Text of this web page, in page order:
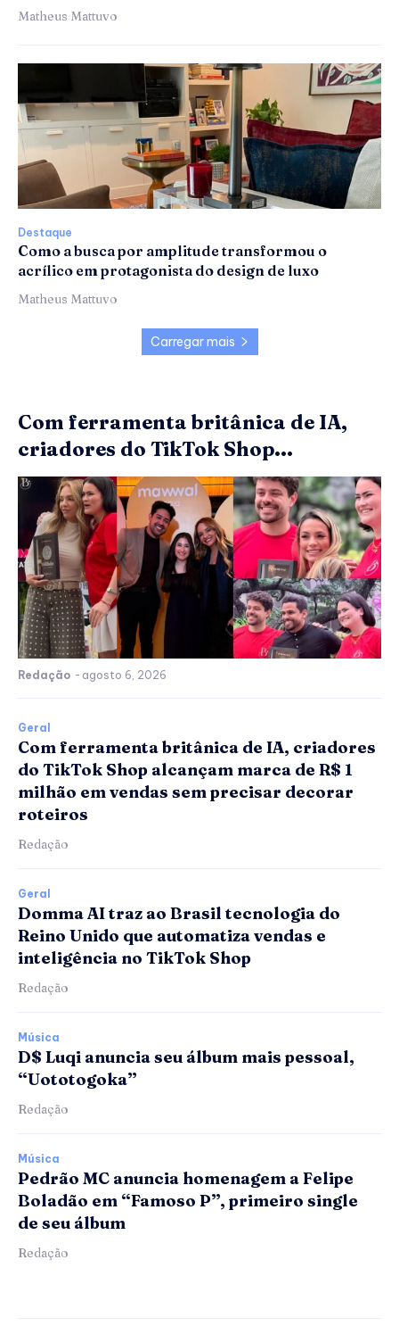
Matheus Mattuvo
Destaque
Como a busca por amplitude transformou o
acrílico em protagonista do design de luxo
Matheus Mattuvo
Carregar mais
Com ferramenta britânica de IA,
criadores do TikTok Shop...
Redação - agosto 6, 2026
Geral
Com ferramenta britânica de IA, criadores
do TikTok Shop alcançam marca de R$ 1
milhão em vendas sem precisar decorar
roteiros
Redação
Geral
Domma AI traz ao Brasil tecnologia do
Reino Unido que automatiza vendas e
inteligência no TikTok Shop
Redação
Música
D$ Luqi anuncia seu álbum mais pessoal,
“Uototogoka”
Redação
Música
Pedrão MC anuncia homenagem a Felipe
Boladão em “Famoso P”, primeiro single
de seu álbum
Redação